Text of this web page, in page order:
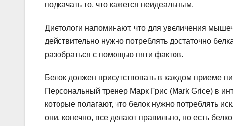
подкачать то, что кажется неидеальным.
Диетологи напоминают, что для увеличения
действительно нужно потреблять достаточно
разобраться с помощью пяти фактов.
Белок должен присутствовать в каждом приеме
Персональный тренер Марк Грис (Mark Grice) в
которые полагают, что белок нужно потреблять
они, конечно, все делают правильно, но есть